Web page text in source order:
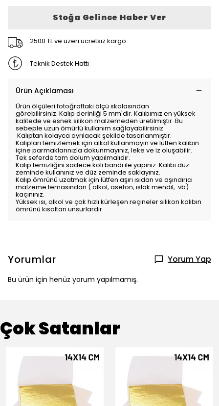
Stoğa Gelince Haber Ver
2500 TL ve üzeri ücretsiz kargo
Teknik Destek Hattı
Ürün Açıklaması
Ürün ölçüleri fotoğraftaki ölçü skalasından
görebilirsiniz. Kalıp derinliği 5 mm'dir. Kalıbımız en yüksek
kalitede ve esnek silikon malzemeden üretilmiştir. Bu
sebeple uzun ömürlü kullanım sağlayabilirsiniz.
Kalıptan kolayca ayrılacak şekilde tasarlanmıştır.
Kalıpları temizlemek için alkol kullanmayın ve lütfen kalıbın
içine parmaklarınızla dokunmayınız, leke ve iz oluşabilir.
Tek seferde tam dolum yapılmalıdır.
Kalıp temizliğini sadece koli bandı ile yapınız. Kalıbı düz
zeminde kullanınız ve düz zeminde saklayınız.
Kalıp ömrünü uzatmak için lütfen aşırı ısıdan ve aşındırıcı
malzeme temasından ( alkol, aseton, ıslak mendil, vb)
kaçınınız.
Yüksek ısı, alkol ve çok hızlı kürleşen reçineler silikon kalıbın
ömrünü kısaltan unsurlardır.
Yorumlar Yorum Yap
Bu ürün için henüz yorum yapılmamış.
Çok Satanlar